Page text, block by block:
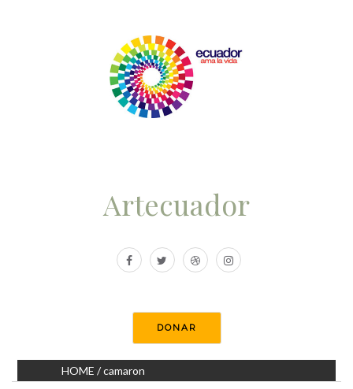
Artecuador
DONAR
HOME / camaron